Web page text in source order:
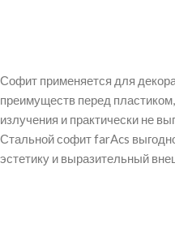
Софит применяется для
преимуществ перед
излучения и практически не
Стальной софит farAcs
эстетику и выразительный